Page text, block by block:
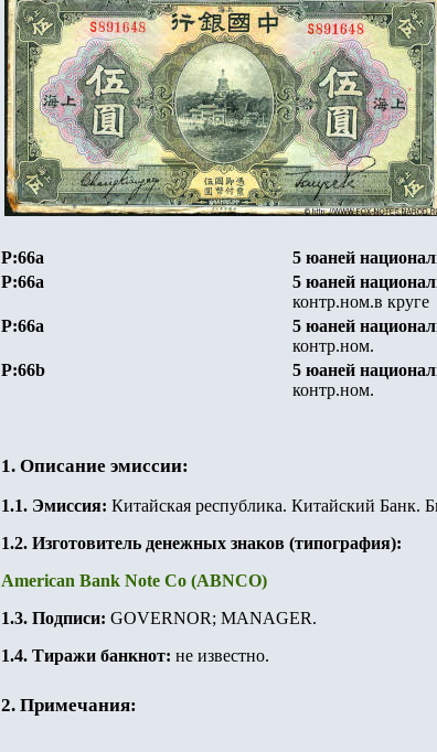
P:66a 5 юаней
P:66a
5 юаней
контр.ном.в круге
P:66a 5 юаней
контр.ном.
P:66b 5 юаней
контр.ном.
1. Описание эмиссии:
1.1. Эмиссия: Китайская республика. Китайский Банк.
1.2. Изготовитель денежных знаков (типография):
American Bank Note Co (ABNCO)
1.3. Подписи: GOVERNOR; MANAGER.
1.4. Тиражи банкнот: не известно.
2. Примечания: